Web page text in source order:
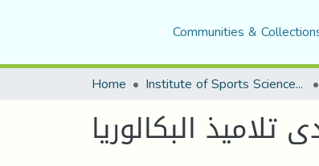
Communities &
Home Institute of Sports Sciences and Techniques
البكالوريا